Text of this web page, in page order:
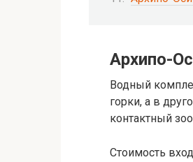
Архипо-
Водный
горки, а в
контактный
Стоимость